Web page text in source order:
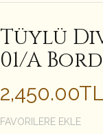
Tüylü
01/A
FAVORILERE EKLE